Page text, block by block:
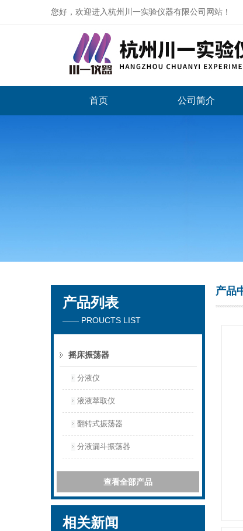
您好，欢迎进入杭州川一实验仪器有限公司网站！
杭州川一实验仪器有限公司
首页 公司简介
产品列表
—— PROUCTS LIST
摇床振荡器
分液仪
液液萃取仪
翻转式振荡器
分液漏斗振荡器
查看全部产品
相关新闻
产品